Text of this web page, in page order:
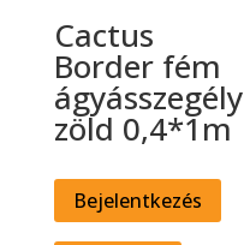
Cactus
Border fém
ágyásszegély
zöld 0,4*1m
Bejelentkezés